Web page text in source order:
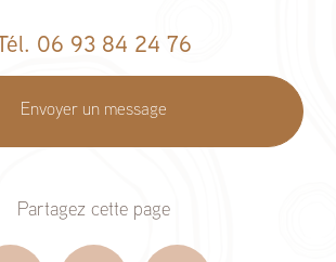
Tél. 06 93 84 24 76
Envoyer un message
Partagez cette page
Facebook